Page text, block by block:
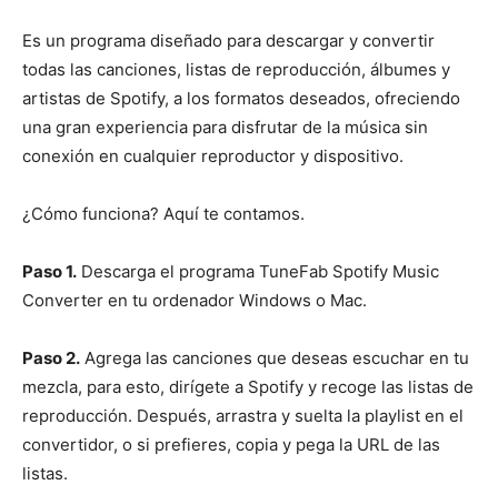
Es un programa diseñado para descargar y convertir
todas las canciones, listas de reproducción, álbumes y
artistas de Spotify, a los formatos deseados, ofreciendo
una gran experiencia para disfrutar de la música sin
conexión en cualquier reproductor y dispositivo.
¿Cómo funciona? Aquí te contamos.
Paso 1. Descarga el programa TuneFab Spotify Music
Converter en tu ordenador Windows o Mac.
Paso 2. Agrega las canciones que deseas escuchar en tu
mezcla, para esto, dirígete a Spotify y recoge las listas de
reproducción. Después, arrastra y suelta la playlist en el
convertidor, o si prefieres, copia y pega la URL de las
listas.